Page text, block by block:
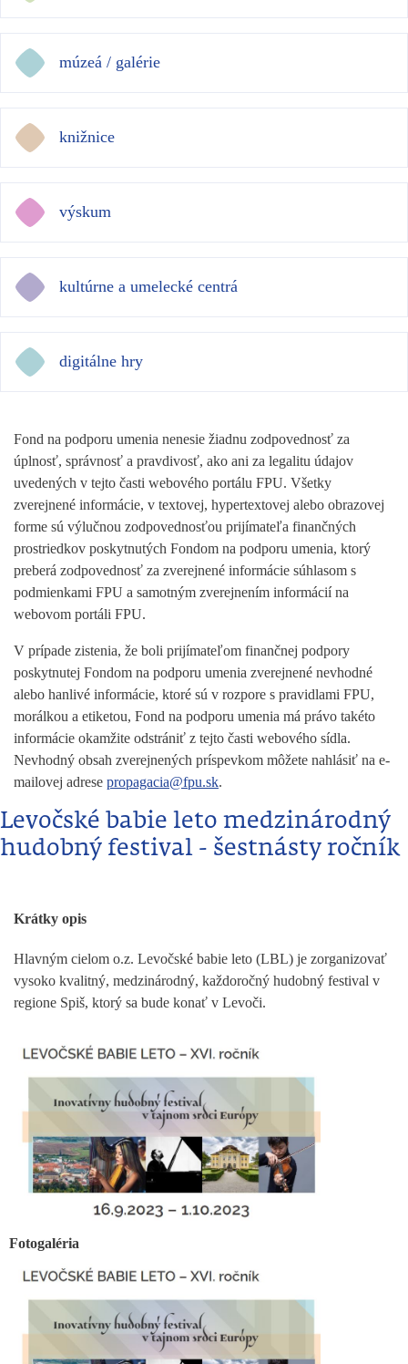
múzeá / galérie
knižnice
výskum
kultúrne a umelecké centrá
digitálne hry
Fond na podporu umenia nenesie žiadnu zodpovednosť za
úplnosť, správnosť a pravdivosť, ako ani za legalitu údajov
uvedených v tejto časti webového portálu FPU. Všetky
zverejnené informácie, v textovej, hypertextovej alebo obrazovej
forme sú výlučnou zodpovednosťou prijímateľa finančných
prostriedkov poskytnutých Fondom na podporu umenia, ktorý
preberá zodpovednosť za zverejnené informácie súhlasom s
podmienkami FPU a samotným zverejnením informácií na
webovom portáli FPU.
V prípade zistenia, že boli prijímateľom finančnej podpory
poskytnutej Fondom na podporu umenia zverejnené nevhodné
alebo hanlivé informácie, ktoré sú v rozpore s pravidlami FPU,
morálkou a etiketou, Fond na podporu umenia má právo takéto
informácie okamžite odstrániť z tejto časti webového sídla.
Nevhodný obsah zverejnených príspevkom môžete nahlásiť na e-
mailovej adrese propagacia@fpu.sk.
Levočské babie leto medzinárodný
hudobný festival - šestnásty ročník
Krátky opis
Hlavným cielom o.z. Levočské babie leto (LBL) je zorganizovať
vysoko kvalitný, medzinárodný, každoročný hudobný festival v
regione Spiš, ktorý sa bude konať v Levoči.
Fotogaléria